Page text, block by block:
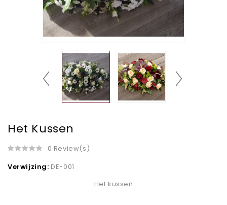
Het Kussen
0 Review(s)
Verwijzing: DE-001
Het kussen